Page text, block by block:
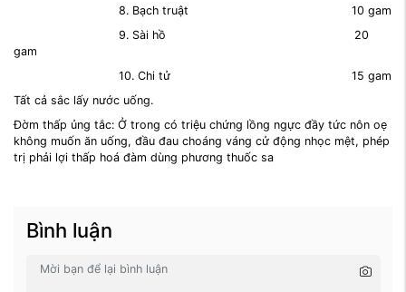
8. Bạch truật 10 gam
9. Sài hồ 20
gam
10. Chi tử 15 gam
Tất cả sắc lấy nước uống.
Đờm thấp ủng tắc: Ở trong có triệu chứng lồng ngực đầy tức nôn oẹ
không muốn ăn uống, đầu đau choáng váng cử động nhọc mệt, phép
trị phải lợi thấp hoá đàm dùng phương thuốc sa
Bình luận